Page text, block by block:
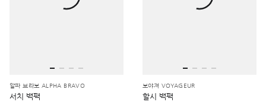
알파 브라보 ALPHA BRAVO
서치 백팩
보야져 VOYAGEUR
할시 백팩